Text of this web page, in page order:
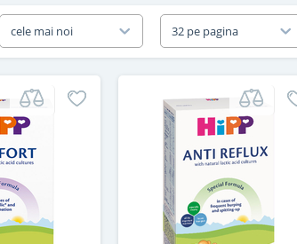
cele mai noi 32 pe pagina